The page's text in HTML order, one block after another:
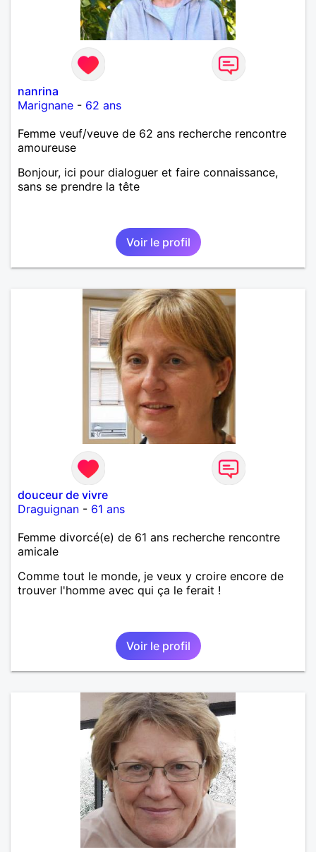
nanrina
Marignane - 62 ans
Femme veuf/veuve de 62 ans recherche rencontre
amoureuse
Bonjour, ici pour dialoguer et faire connaissance,
sans se prendre la tête
Voir le profil
douceur de vivre
Draguignan - 61 ans
Femme divorcé(e) de 61 ans recherche rencontre
amicale
Comme tout le monde, je veux y croire encore de
trouver l'homme avec qui ça le ferait !
Voir le profil